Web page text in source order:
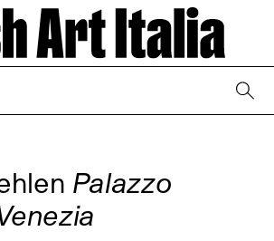
Palazzo